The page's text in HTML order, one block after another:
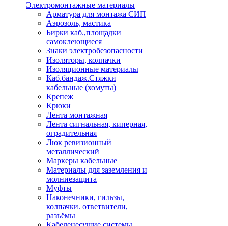
Электромонтажные материалы
Арматура для монтажа СИП
Аэрозоль, мастика
Бирки каб.,площадки
самоклеющиеся
Знаки электробезопасности
Изоляторы, колпачки
Изоляционные материалы
Каб.бандаж.Стяжки
кабельные (хомуты)
Крепеж
Крюки
Лента монтажная
Лента сигнальная, киперная,
оградительная
Люк ревизионный
металлический
Маркеры кабельные
Материалы для заземления и
молниезащита
Муфты
Наконечники, гильзы,
колпачки. ответвители,
разъёмы